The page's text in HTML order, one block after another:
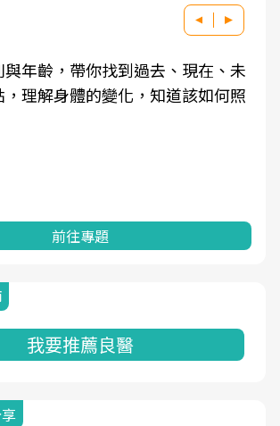
年齡，帶你找到過去、現在、未
理解身體的變化，知道該如何照
前往專題
我要推薦良醫